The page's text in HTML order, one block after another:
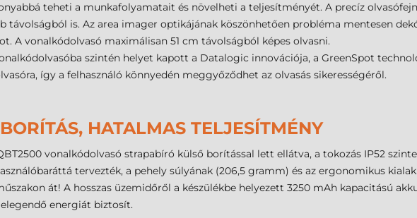
teheti a munkafolyamatait és növelheti a teljesítményét. A precíz
távolságból is. Az area imager optikájának köszönhetően probléma mentesen
A vonalkódolvasó maximálisan 51 cm távolságból képes olvasni.
szintén helyet kapott a Datalogic innovációja, a GreenSpot
így a felhasználó könnyedén meggyőződhet az olvasás sikerességéről.
HATALMAS TELJESÍTMÉNY
vonalkódolvasó strapabíró külső borítással lett ellátva, a tokozás IP52
tervezték, a pehely súlyának (206,5 gramm) és az ergonomikus
át! A hosszas üzemidőről a készülékbe helyezett 3250 mAh kapacitású
elegendő energiát biztosít.